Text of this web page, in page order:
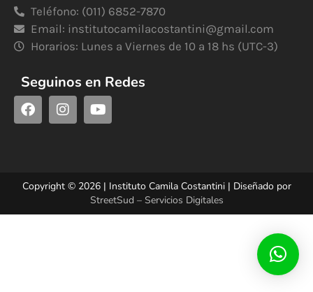
Teléfono: (011) 6852-7870
Email: institutocamilacostantini@gmail.com
Horarios: Lunes a Viernes de 10 a 18 hs (UTC-3)
Seguinos en Redes
Copyright © 2026 | Instituto Camila Costantini | Diseñado por
StreetSud – Servicios Digitales